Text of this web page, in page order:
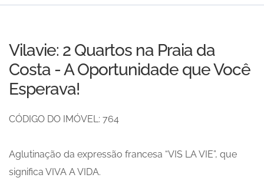
Vilavie: 2 Quartos na Praia da
Costa - A Oportunidade que Você
Esperava!
CÓDIGO DO IMÓVEL: 764
Aglutinação da expressão francesa “VIS LA VIE”, que
significa VIVA A VIDA.